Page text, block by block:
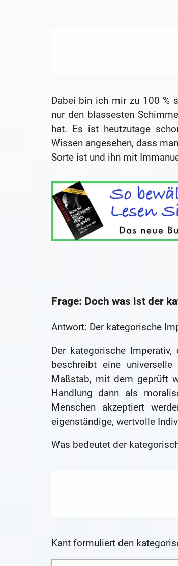
Dabei bin ich mir zu 100 %
nur den blassesten
hat. Es ist heutzutage
Wissen angesehen, dass
Sorte ist und ihn mit
Frage: Doch was ist der
Antwort: Der kategorische
Der kategorische
beschreibt eine
Maßstab, mit dem geprüft
Handlung dann als
Menschen akzeptiert
eigenständige, wertvolle
Was bedeutet der
Kant formuliert den